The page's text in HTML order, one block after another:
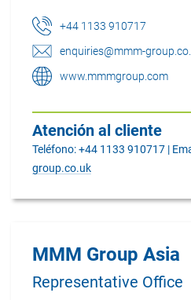
+44 1133 910717
enquiries@mmm-
www.mmmgroup.com
Atención al cliente
Teléfono: +44 1133 910717 |
group.co.uk
MMM Group Asia
Representative Office